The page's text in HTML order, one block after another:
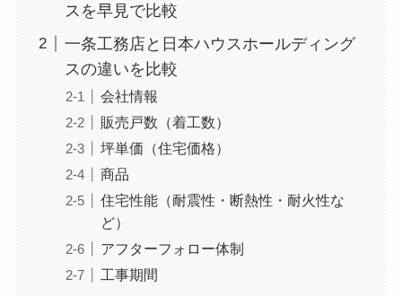
スを早見で比較
一条工務店と日本ハウスホールディング
スの違いを比較
会社情報
販売戸数（着工数）
坪単価（住宅価格）
商品
住宅性能（耐震性・断熱性・耐火性な
ど）
アフターフォロー体制
工事期間